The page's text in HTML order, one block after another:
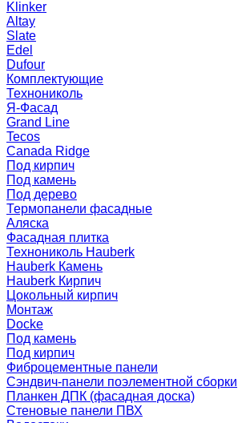
Klinker
Altay
Slate
Edel
Dufour
Комплектующие
Технониколь
Я-Фасад
Grand Line
Tecos
Canada Ridge
Под кирпич
Под камень
Под дерево
Термопанели фасадные
Аляска
Фасадная плитка
Технониколь Hauberk
Hauberk Камень
Hauberk Кирпич
Цокольный кирпич
Монтаж
Docke
Под камень
Под кирпич
Фиброцементные панели
Сэндвич-панели поэлементной сборки
Планкен ДПК (фасадная доска)
Стеновые панели ПВХ